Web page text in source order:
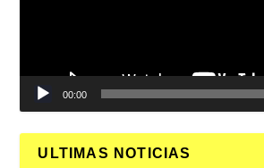
00:00
ULTIMAS NOTICIAS